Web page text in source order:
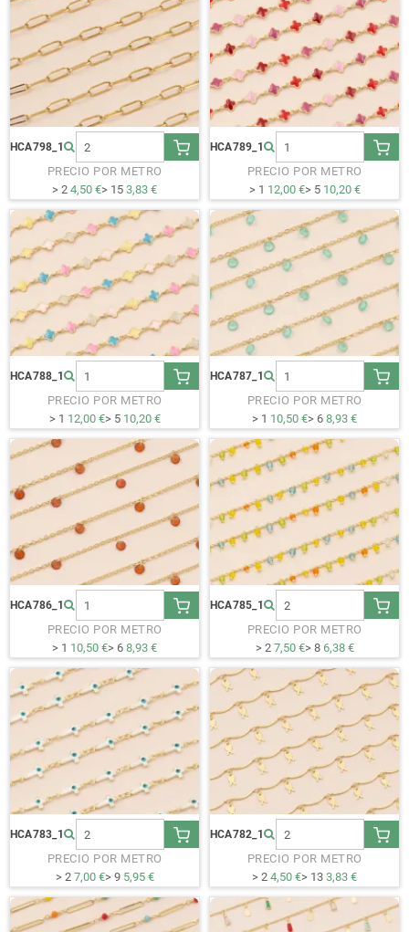
HCA798_1
PRECIO POR METRO
> 2 4,50 €> 15 3,83 €
HCA789_1
PRECIO POR METRO
> 1 12,00 €> 5 10,20 €
HCA788_1
PRECIO POR METRO
> 1 12,00 €> 5 10,20 €
HCA787_1
PRECIO POR METRO
> 1 10,50 €> 6 8,93 €
HCA786_1
PRECIO POR METRO
> 1 10,50 €> 6 8,93 €
HCA785_1
PRECIO POR METRO
> 2 7,50 €> 8 6,38 €
HCA783_1
PRECIO POR METRO
> 2 7,00 €> 9 5,95 €
HCA782_1
PRECIO POR METRO
> 2 4,50 €> 13 3,83 €